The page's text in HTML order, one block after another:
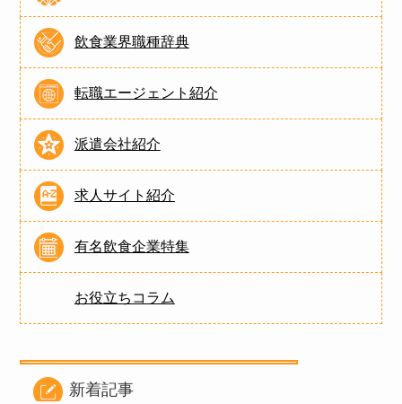
飲食業界職種辞典
転職エージェント紹介
派遣会社紹介
求人サイト紹介
有名飲食企業特集
お役立ちコラム
新着記事